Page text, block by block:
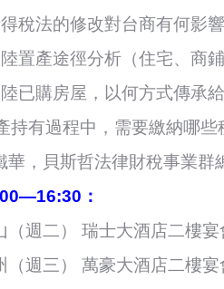
稅法的修改對台商有何影
置產途徑分析（住宅、商鋪
已購房屋，以何方式傳承
持有過程中，需要繳納哪
華，貝斯哲法律財稅事業群
：
（週二） 瑞士大酒店二樓宴
（週三） 萬豪大酒店二樓宴